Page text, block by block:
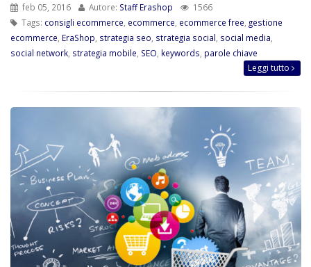
feb 05, 2016 Autore: Staff Erashop
1566
Tags: consigli ecommerce ecommerce ecommerce free gestione
ecommerce EraShop strategia seo strategia social social media
social network strategia mobile SEO keywords parole chiave
Leggi tutto